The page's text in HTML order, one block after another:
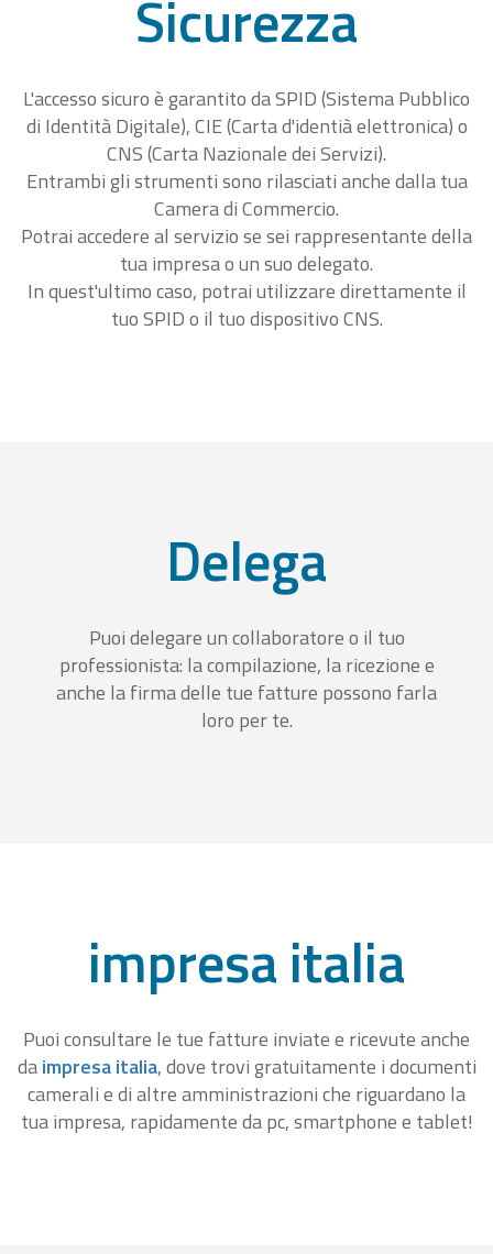
Sicurezza
L'accesso sicuro è garantito da SPID (Sistema Pubblico
di Identità Digitale), CIE (Carta d'identià elettronica) o
CNS (Carta Nazionale dei Servizi).
Entrambi gli strumenti sono rilasciati anche dalla tua
Camera di Commercio.
Potrai accedere al servizio se sei rappresentante della
tua impresa o un suo delegato.
In quest'ultimo caso, potrai utilizzare direttamente il
tuo SPID o il tuo dispositivo CNS.
Delega
Puoi delegare un collaboratore o il tuo
professionista: la compilazione, la ricezione e
anche la firma delle tue fatture possono farla
loro per te.
impresa italia
Puoi consultare le tue fatture inviate e ricevute anche
daimpresa italia, dove trovi gratuitamente i documenti
camerali e di altre amministrazioni che riguardano la
tua impresa, rapidamente da pc, smartphone e tablet!